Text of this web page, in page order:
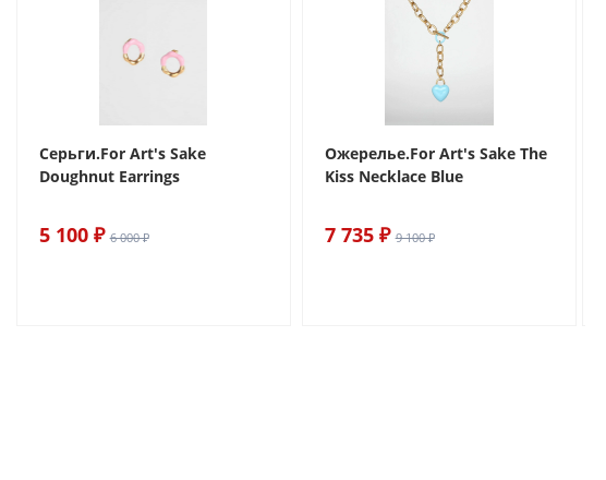
Серьги.For Art's Sake
Doughnut Earrings
5 100 ₽ 6 000 ₽
Ожерелье.For Art's Sake The
Kiss Necklace Blue
7 735 ₽ 9 100 ₽